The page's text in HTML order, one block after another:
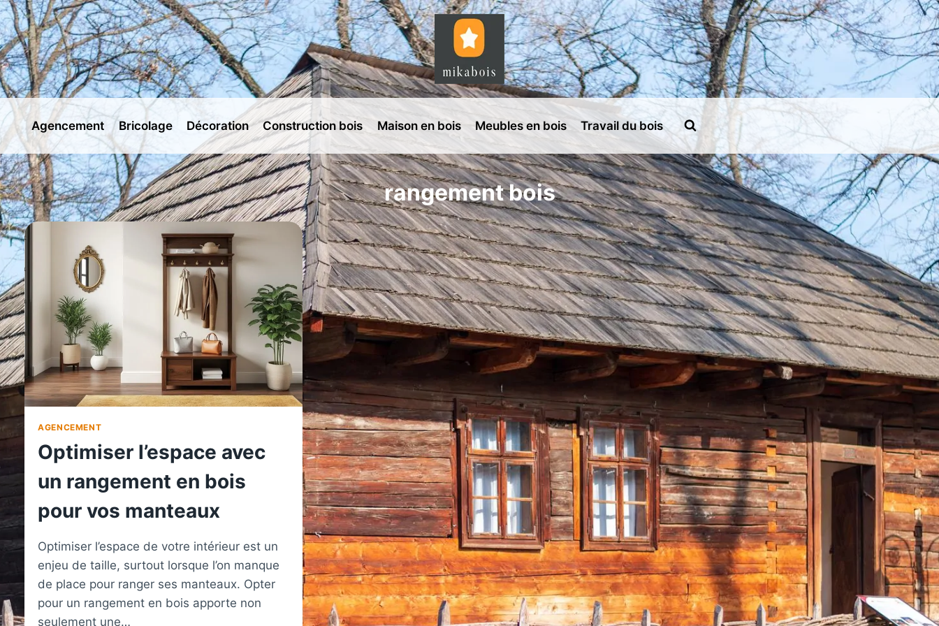
Aller
au
contenu
Agencement Bricolage Décoration Construction bois Maison en bois Meubles en bois Travail du bois
rangement bois
AGENCEMENT
Optimiser l’espace avec
un rangement en bois
pour vos manteaux
Optimiser l’espace de votre intérieur est un
enjeu de taille, surtout lorsque l’on manque
de place pour ranger ses manteaux. Opter
pour un rangement en bois apporte non
seulement une…